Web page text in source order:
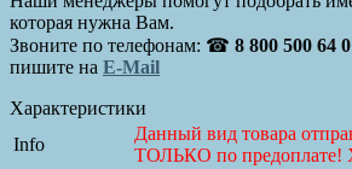
которая нужна Вам.
Звоните по телефонам: ☎ 8 800 500 64
пишите на E-Mail
Характеристики
Info
Данный вид товара
ТОЛЬКО по